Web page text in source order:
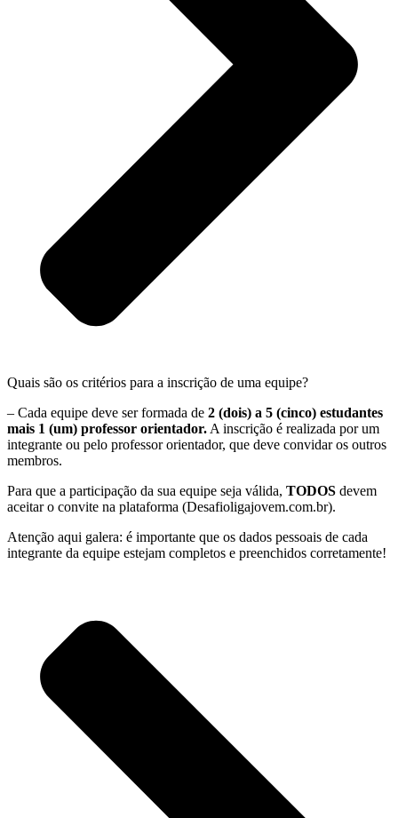
Quais são os critérios para a inscrição de uma equipe?
– Cada equipe deve ser formada de 2 (dois) a 5 (cinco) estudantes
mais 1 (um) professor orientador. A inscrição é realizada por um
integrante ou pelo professor orientador, que deve convidar os outros
membros.
Para que a participação da sua equipe seja válida, TODOS devem
aceitar o convite na plataforma (Desafioligajovem.com.br).
Atenção aqui galera: é importante que os dados pessoais de cada
integrante da equipe estejam completos e preenchidos corretamente!